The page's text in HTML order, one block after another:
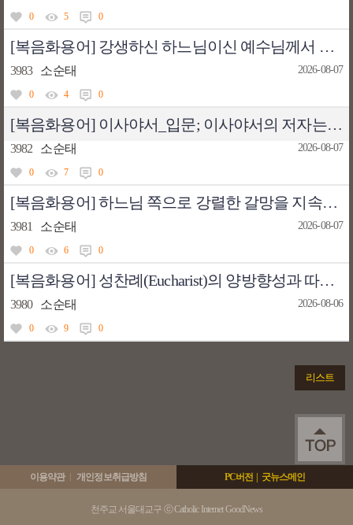
0 5 0
[복음화용어] 강생하신 하느님이신 예수님께서 행하신 오병이어 기적을 인정하지 않았던 20세기 해방신학 아리우스 이단자들
3983 소순태 2026-08-07
0 4 0
[복음화용어] 이사야서_입문; 이사야서의 저자는 여러 명이라고 단정할 수 없다 [주: 여전히 유효한 교황청 성서위원회 판단]
3982 소순태 2026-08-07
0 7 0
[복음화용어] 하느님 쪽으로 강렬한 갈망을 지속적으로 유지하는 것이 가능하도록 도와주는 초자연덕인 희망/망덕(hope, 향주삼덕들 중의 두 번째)
3981 소순태 2026-08-07
0 6 0
[복음화용어] 성찬례(Eucharist)의 양방향성과 따라서 두 가지 의미들은 무엇일까?
3980 소순태 2026-08-06
0 9 0
리스트
이용약관 개인정보취급방침 PC버전 굿뉴스메인
천주교 서울대교구 ⓒ Catholic Internet GoodNews